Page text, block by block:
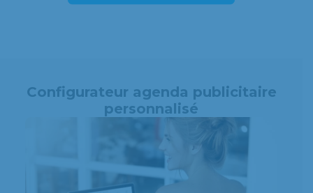
Configurateur agenda publicitaire
personnalisé